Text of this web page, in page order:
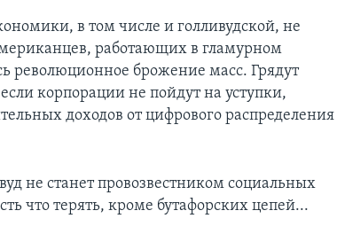
в том числе и голливудской, не
работающих в гламурном
революционное брожение масс. Грядут
корпорации не пойдут на уступки,
доходов от цифрового распределения
не станет провозвестником социальных
что терять, кроме бутафорских цепей...